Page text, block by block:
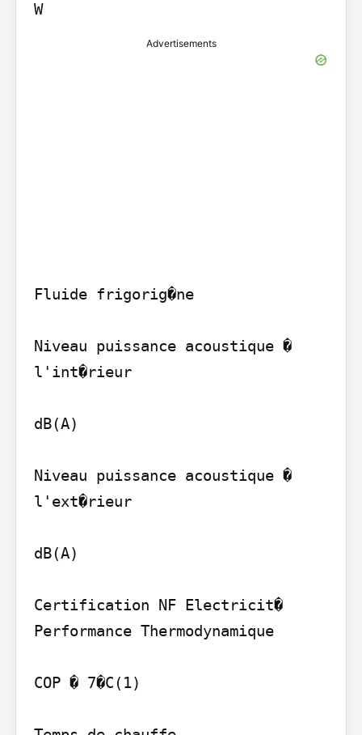
W
Advertisements
Fluide frigorig�ne
Niveau puissance acoustique �
l'int�rieur
dB(A)
Niveau puissance acoustique �
l'ext�rieur
dB(A)
Certification NF Electricit�
Performance Thermodynamique
COP � 7�C(1)